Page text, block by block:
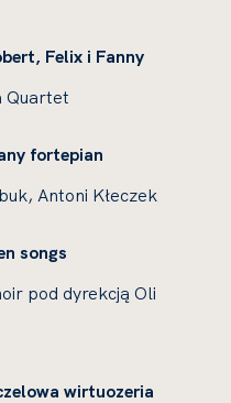
Felix i Fanny
Quartet
fortepian
Antoni Kłeczek
songs
pod dyrekcją Oli
wirtuozeria